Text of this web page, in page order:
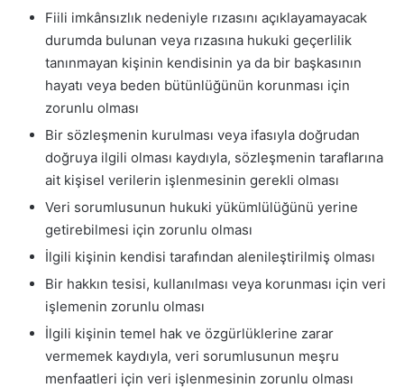
Fiili imkânsızlık nedeniyle rızasını açıklayamayacak
durumda bulunan veya rızasına hukuki geçerlilik
tanınmayan kişinin kendisinin ya da bir başkasının
hayatı veya beden bütünlüğünün korunması için
zorunlu olması
Bir sözleşmenin kurulması veya ifasıyla doğrudan
doğruya ilgili olması kaydıyla, sözleşmenin taraflarına
ait kişisel verilerin işlenmesinin gerekli olması
Veri sorumlusunun hukuki yükümlülüğünü yerine
getirebilmesi için zorunlu olması
İlgili kişinin kendisi tarafından alenileştirilmiş olması
Bir hakkın tesisi, kullanılması veya korunması için veri
işlemenin zorunlu olması
İlgili kişinin temel hak ve özgürlüklerine zarar
vermemek kaydıyla, veri sorumlusunun meşru
menfaatleri için veri işlenmesinin zorunlu olması